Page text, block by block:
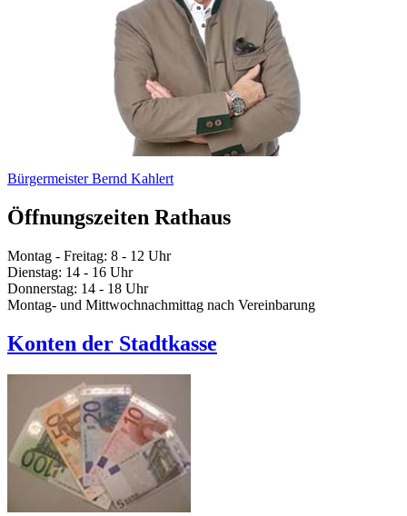
Bürgermeister Bernd Kahlert
Öffnungszeiten Rathaus
Montag - Freitag: 8 - 12 Uhr
Dienstag: 14 - 16 Uhr
Donnerstag: 14 - 18 Uhr
Montag- und Mittwochnachmittag nach Vereinbarung
Konten der Stadtkasse